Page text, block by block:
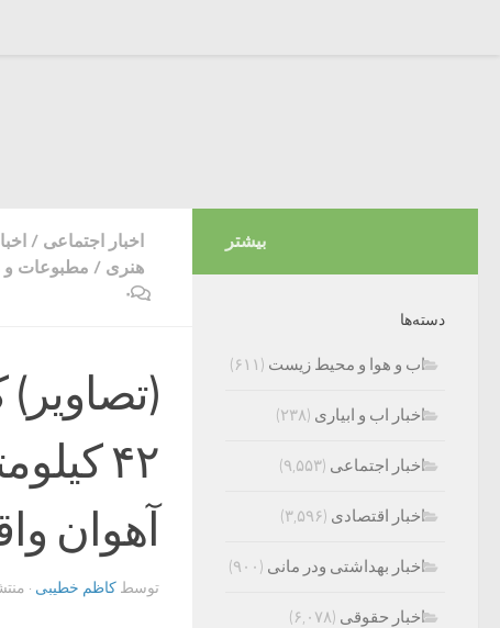
اخبار اجتماعی /
هنری / مطبوعات و
۰
۴۲
آهوان
توسط کاظم خطیبی ·
بیشتر
دسته‌ها
اب و هوا و محیط زیست (۶۱۱)
اخبار اب و ابیاری (۲۳۸)
اخبار اجتماعی (۹,۵۵۳)
اخبار اقتصادی (۳,۵۹۶)
اخبار بهداشتی ودر مانی (۹۰۰)
اخبار حقوقی (۶,۰۷۸)